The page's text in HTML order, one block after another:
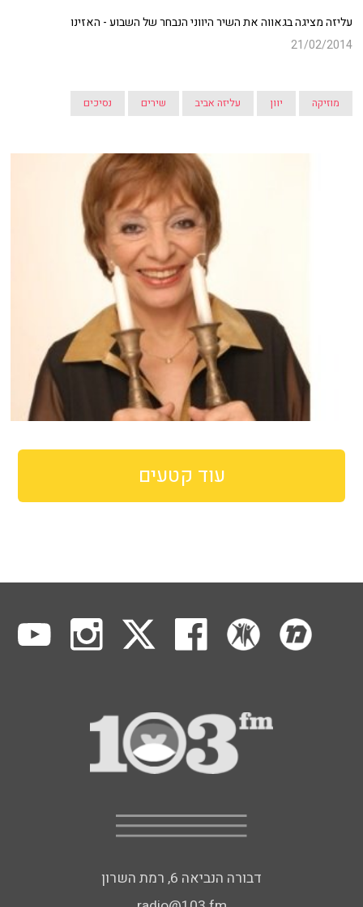
עליזה מציגה בגאווה את השיר היווני הנבחר של השבוע - האזינו
21/02/2014
מוזיקה יוון עליזה אביב שירים נסיכים
עוד קטעים
דבורה הנביאה 6, רמת השרון